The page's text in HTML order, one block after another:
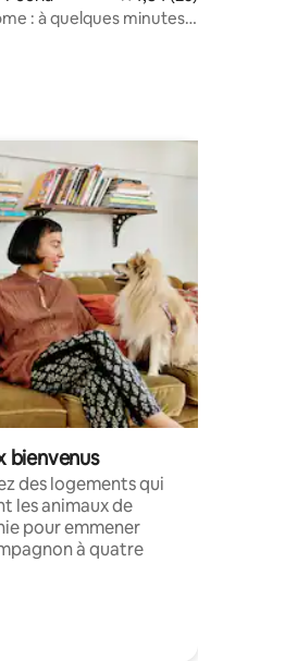
base de 70 commentaires : 5 sur 5
: à quelques minutes
bienvenus
des logements qui
les animaux de
pour emmener
à quatre